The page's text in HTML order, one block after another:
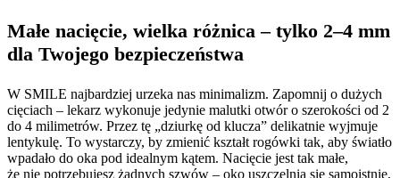
Małe nacięcie, wielka różnica – tylko 2–4 mm
dla Twojego bezpieczeństwa
W SMILE najbardziej urzeka nas minimalizm. Zapomnij o dużych
cięciach – lekarz wykonuje jedynie malutki otwór o szerokości od 2
do 4 milimetrów. Przez tę „dziurkę od klucza” delikatnie wyjmuje
lentykulę. To wystarczy, by zmienić kształt rogówki tak, aby światło
wpadało do oka pod idealnym kątem. Nacięcie jest tak małe,
że nie potrzebujesz żadnych szwów – oko uszczelnia się samoistnie,